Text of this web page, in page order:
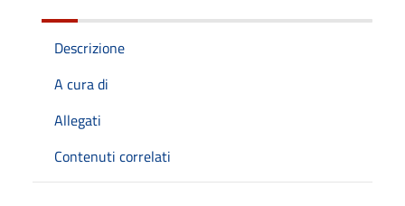
Descrizione
A cura di
Allegati
Contenuti correlati